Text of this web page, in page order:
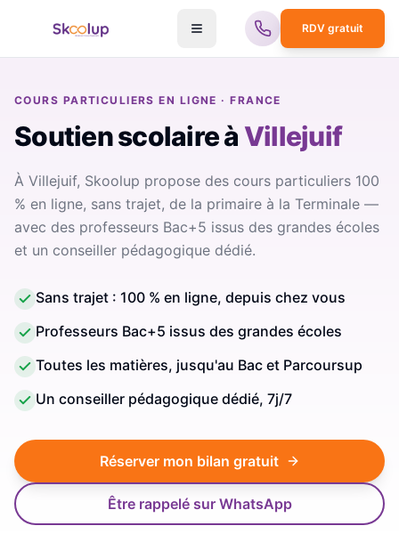
RDV gratuit
COURS PARTICULIERS EN LIGNE · FRANCE
Soutien scolaireàVillejuif
À Villejuif, Skoolup propose des cours particuliers 100
% en ligne, sans trajet, de la primaire à la Terminale —
avec des professeurs Bac+5 issus des grandes écoles
et un conseiller pédagogique dédié.
Sans trajet : 100 % en ligne, depuis chez vous
Professeurs Bac+5 issus des grandes écoles
Toutes les matières, jusqu'au Bac et Parcoursup
Un conseiller pédagogique dédié, 7j/7
Réserver mon bilan gratuit
Être rappelé sur WhatsApp